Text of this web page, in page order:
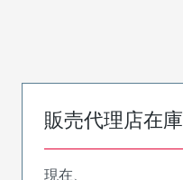
販売代理店在庫
現在、